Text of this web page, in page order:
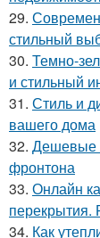
29.
стильный
30. Темно-
и стильный
31. Стиль и
вашего дома
32. Дешевые
фронтона
33. Онлайн
34. Как